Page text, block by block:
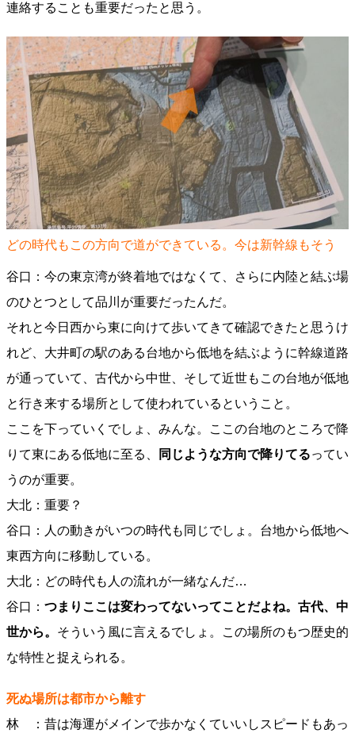
連絡することも重要だったと思う。
どの時代もこの方向で道ができている。今は新幹線もそう
谷口：今の東京湾が終着地ではなくて、さらに内陸と結ぶ場
のひとつとして品川が重要だったんだ。
それと今日西から東に向けて歩いてきて確認できたと思うけ
れど、大井町の駅のある台地から低地を結ぶように幹線道路
が通っていて、古代から中世、そして近世もこの台地が低地
と行き来する場所として使われているということ。
ここを下っていくでしょ、みんな。ここの台地のところで降
りて東にある低地に至る、
同じような方向で降りてるってい
うのが重要。
大北：重要？
谷口：人の動きがいつの時代も同じでしょ。台地から低地へ
東西方向に移動している。
大北：どの時代も人の流れが一緒なんだ…
谷口： つまりここは変わってないってことだよね。古代、中
世から。 そういう風に言えるでしょ。この場所のもつ歴史的
な特性と捉えられる。
死ぬ場所は都市から離す
林 ：昔は海運がメインで歩かなくていいしスピードもあっ